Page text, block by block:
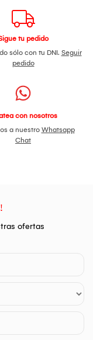
tu pedido
sólo con tu DNI. Seguir
pedido
con nosotros
a nuestro Whatsapp
Chat
ofertas